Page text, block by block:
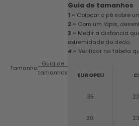
Tamanho:
Guia de
tamanhos
Guia de tamanhos
1 – Colocar o pé sobre
2 – Com um lápis,
3 – Medir a distancia
extremidade do dedo;
4 – Verificar na tabela
EUROPEU
35
36